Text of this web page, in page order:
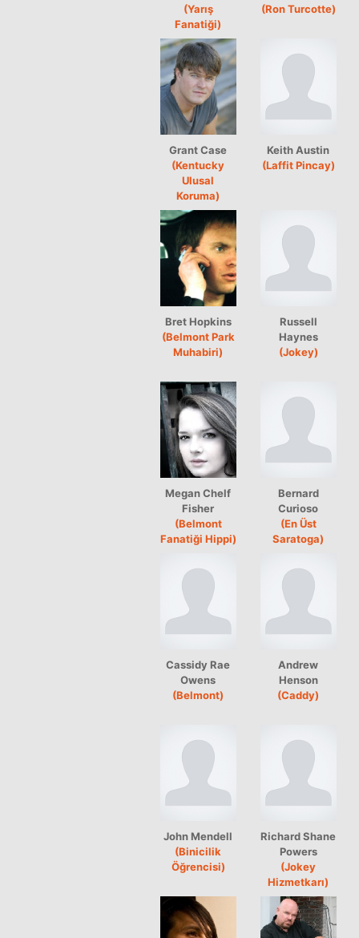
(Yarış
Fanatiği)
(Ron Turcotte)
Grant Case
(Kentucky
Ulusal
Koruma)
Keith Austin
(Laffit Pincay)
Bret Hopkins
(Belmont Park
Muhabiri)
Russell
Haynes
(Jokey)
Megan Chelf
Fisher
(Belmont
Fanatiği Hippi)
Bernard
Curioso
(En Üst
Saratoga)
Cassidy Rae
Owens
(Belmont)
Andrew
Henson
(Caddy)
John Mendell
(Binicilik
Öğrencisi)
Richard Shane
Powers
(Jokey
Hizmetkarı)